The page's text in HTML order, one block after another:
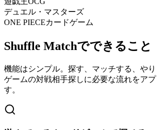
デュエル・マスターズ
ONE PIECEカードゲーム
Shuffle Matchでできること
機能はシンプル。探す、マッチする、や
ゲームの対戦相手探しに必要な流れをア
す。